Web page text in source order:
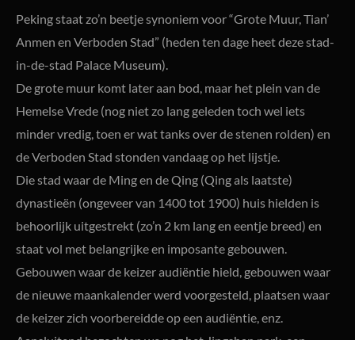
Peking staat zo’n beetje synoniem voor “Grote Muur, Tian’
Anmen en Verboden Stad” (heden ten dage heet deze stad-
in-de-stad Palace Museum).
De grote muur komt later aan bod, maar het plein van de
Hemelse Vrede (nog niet zo lang geleden toch wel iets
minder vredig, toen er wat tanks over de stenen rolden) en
de Verboden Stad stonden vandaag op het lijstje.
Die stad waar de Ming en de Qing (Qing als laatste)
dynastieën (ongeveer van 1400 tot 1900) huis hielden is
behoorlijk uitgestrekt (zo’n 2 km lang en eentje breed) en
staat vol met belangrijke en imposante gebouwen.
Gebouwen waar de keizer audiëntie hield, gebouwen waar
de nieuwe maankalender werd voorgesteld, plaatsen waar
de keizer zich voorbereidde op een audiëntie, enz.